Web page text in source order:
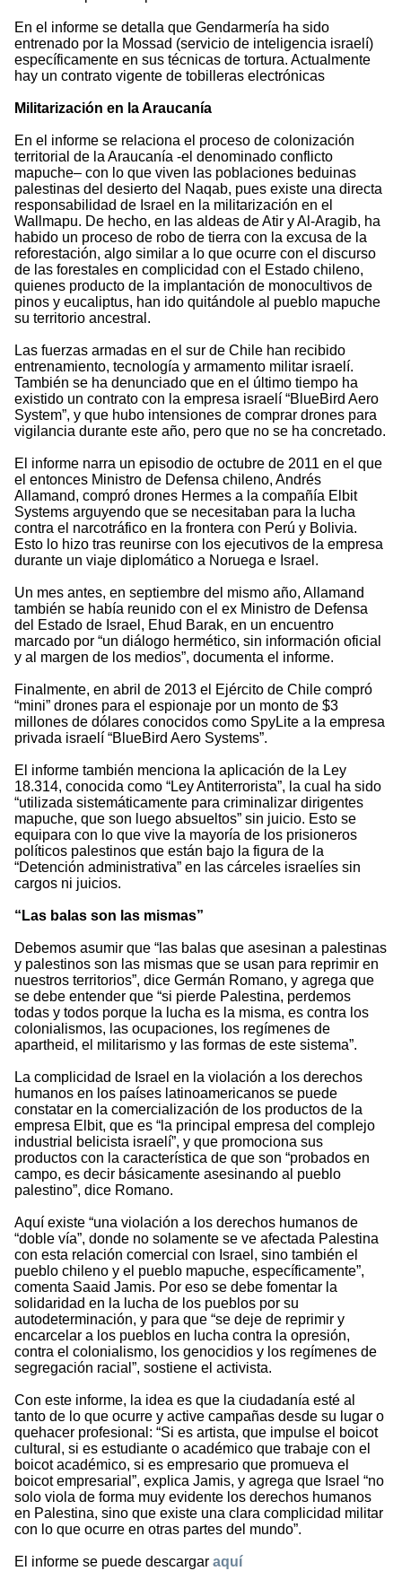
En el informe se detalla que Gendarmería ha sido
entrenado por la Mossad (servicio de inteligencia israelí)
específicamente en sus técnicas de tortura. Actualmente
hay un contrato vigente de tobilleras electrónicas
Militarización en la Araucanía
En el informe se relaciona el proceso de colonización
territorial de la Araucanía -el denominado conflicto
mapuche– con lo que viven las poblaciones beduinas
palestinas del desierto del Naqab, pues existe una directa
responsabilidad de Israel en la militarización en el
Wallmapu. De hecho, en las aldeas de Atir y Al-Aragib, ha
habido un proceso de robo de tierra con la excusa de la
reforestación, algo similar a lo que ocurre con el discurso
de las forestales en complicidad con el Estado chileno,
quienes producto de la implantación de monocultivos de
pinos y eucaliptus, han ido quitándole al pueblo mapuche
su territorio ancestral.
Las fuerzas armadas en el sur de Chile han recibido
entrenamiento, tecnología y armamento militar israelí.
También se ha denunciado que en el último tiempo ha
existido un contrato con la empresa israelí “BlueBird Aero
System”, y que hubo intensiones de comprar drones para
vigilancia durante este año, pero que no se ha concretado.
El informe narra un episodio de octubre de 2011 en el que
el entonces Ministro de Defensa chileno, Andrés
Allamand, compró drones Hermes a la compañía Elbit
Systems arguyendo que se necesitaban para la lucha
contra el narcotráfico en la frontera con Perú y Bolivia.
Esto lo hizo tras reunirse con los ejecutivos de la empresa
durante un viaje diplomático a Noruega e Israel.
Un mes antes, en septiembre del mismo año, Allamand
también se había reunido con el ex Ministro de Defensa
del Estado de Israel, Ehud Barak, en un encuentro
marcado por “un diálogo hermético, sin información oficial
y al margen de los medios”, documenta el informe.
Finalmente, en abril de 2013 el Ejército de Chile compró
“mini” drones para el espionaje por un monto de $3
millones de dólares conocidos como SpyLite a la empresa
privada israelí “BlueBird Aero Systems”.
El informe también menciona la aplicación de la Ley
18.314, conocida como “Ley Antiterrorista”, la cual ha sido
“utilizada sistemáticamente para criminalizar dirigentes
mapuche, que son luego absueltos” sin juicio. Esto se
equipara con lo que vive la mayoría de los prisioneros
políticos palestinos que están bajo la figura de la
“Detención administrativa” en las cárceles israelíes sin
cargos ni juicios.
“Las balas son las mismas”
Debemos asumir que “las balas que asesinan a palestinas
y palestinos son las mismas que se usan para reprimir en
nuestros territorios”, dice Germán Romano, y agrega que
se debe entender que “si pierde Palestina, perdemos
todas y todos porque la lucha es la misma, es contra los
colonialismos, las ocupaciones, los regímenes de
apartheid, el militarismo y las formas de este sistema”.
La complicidad de Israel en la violación a los derechos
humanos en los países latinoamericanos se puede
constatar en la comercialización de los productos de la
empresa Elbit, que es “la principal empresa del complejo
industrial belicista israelí”, y que promociona sus
productos con la característica de que son “probados en
campo, es decir básicamente asesinando al pueblo
palestino”, dice Romano.
Aquí existe “una violación a los derechos humanos de
“doble vía”, donde no solamente se ve afectada Palestina
con esta relación comercial con Israel, sino también el
pueblo chileno y el pueblo mapuche, específicamente”,
comenta Saaid Jamis. Por eso se debe fomentar la
solidaridad en la lucha de los pueblos por su
autodeterminación, y para que “se deje de reprimir y
encarcelar a los pueblos en lucha contra la opresión,
contra el colonialismo, los genocidios y los regímenes de
segregación racial”, sostiene el activista.
Con este informe, la idea es que la ciudadanía esté al
tanto de lo que ocurre y active campañas desde su lugar o
quehacer profesional: “Si es artista, que impulse el boicot
cultural, si es estudiante o académico que trabaje con el
boicot académico, si es empresario que promueva el
boicot empresarial”, explica Jamis, y agrega que Israel “no
solo viola de forma muy evidente los derechos humanos
en Palestina, sino que existe una clara complicidad militar
con lo que ocurre en otras partes del mundo”.
El informe se puede descargar aquí